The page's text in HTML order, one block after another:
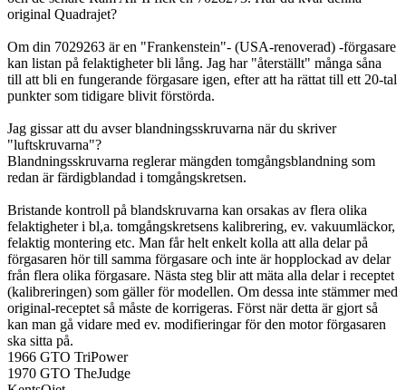
original Quadrajet?
Om din 7029263 är en "Frankenstein"- (USA-renoverad) -förgasare
kan listan på felaktigheter bli lång. Jag har "återställt" många såna
till att bli en fungerande förgasare igen, efter att ha rättat till ett 20-tal
punkter som tidigare blivit förstörda.
Jag gissar att du avser blandningsskruvarna när du skriver
"luftskruvarna"?
Blandningsskruvarna reglerar mängden tomgångsblandning som
redan är färdigblandad i tomgångskretsen.
Bristande kontroll på blandskruvarna kan orsakas av flera olika
felaktigheter i bl,a. tomgångskretsens kalibrering, ev. vakuumläckor,
felaktig montering etc. Man får helt enkelt kolla att alla delar på
förgasaren hör till samma förgasare och inte är hopplockad av delar
från flera olika förgasare. Nästa steg blir att mäta alla delar i receptet
(kalibreringen) som gäller för modellen. Om dessa inte stämmer med
original-receptet så måste de korrigeras. Först när detta är gjort så
kan man gå vidare med ev. modifieringar för den motor förgasaren
ska sitta på.
1966 GTO TriPower
1970 GTO TheJudge